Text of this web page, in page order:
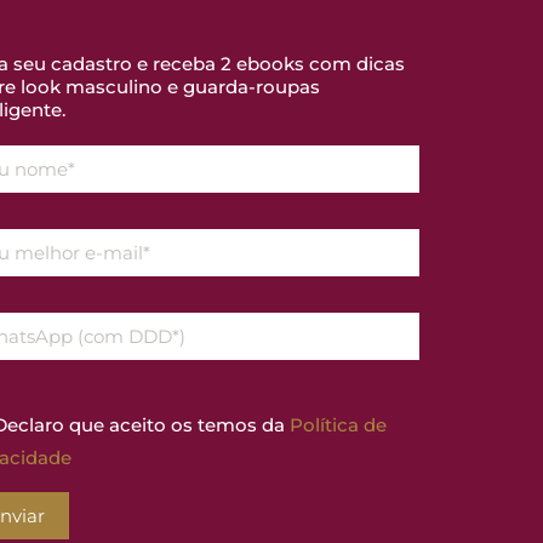
seu cadastro e receba 2 ebooks com dicas
look masculino e guarda-roupas
que aceito os temos da Política de